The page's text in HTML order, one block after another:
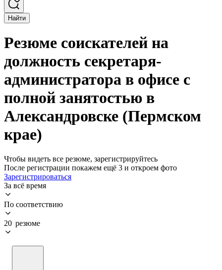
Найти
Резюме соискателей на
должность секретаря-
администратора в офисе с
полной занятостью в
Александровске (Пермском
крае)
Чтобы видеть все резюме, зарегистрируйтесь
После регистрации покажем ещё 3 и откроем фото
Зарегистрироваться
За всё время
По соответствию
20 резюме